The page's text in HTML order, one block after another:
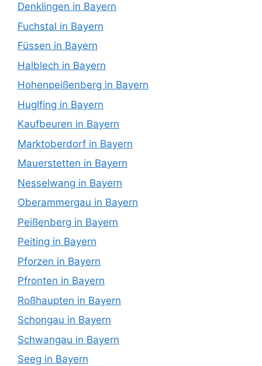
Denklingen in Bayern
Fuchstal in Bayern
Füssen in Bayern
Halblech in Bayern
Hohenpeißenberg in Bayern
Huglfing in Bayern
Kaufbeuren in Bayern
Marktoberdorf in Bayern
Mauerstetten in Bayern
Nesselwang in Bayern
Oberammergau in Bayern
Peißenberg in Bayern
Peiting in Bayern
Pforzen in Bayern
Pfronten in Bayern
Roßhaupten in Bayern
Schongau in Bayern
Schwangau in Bayern
Seeg in Bayern